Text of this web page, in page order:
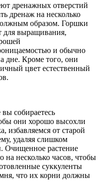
дренажных отверстий
дренаж на несколько
образом. Горшки
для выращивания,
и обычно
дне. Кроме того, они
цвет естественный
собираетесь
они хорошо высохли
избавляемся от старой
удаляя слишком
Очищенное растение
на несколько часов, чтобы
суккуленты
что их корни должны